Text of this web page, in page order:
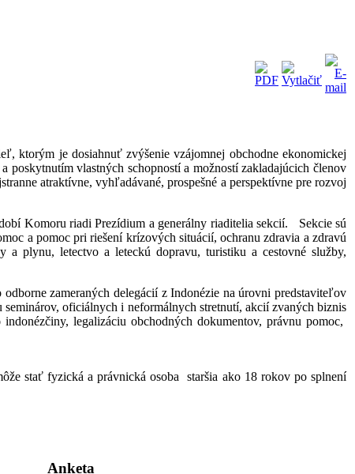
ktorým je dosiahnuť zvýšenie vzájomnej obchodne ekonomickej
vlastných schopností a možností zakladajúcich členov
atraktívne, vyhľadávané, prospešné a perspektívne pre rozvoj
Komoru riadi Prezídium a generálny riaditelia sekcií. Sekcie sú
a pomoc pri riešení krízových situácií, ochranu zdravia a zdravú
plynu, letectvo a leteckú dopravu, turistiku a cestovné služby,
zameraných delegácií z Indonézie na úrovni predstaviteľov
oficiálnych i neformálnych stretnutí, akcií zvaných biznis
legalizáciu obchodných dokumentov, právnu pomoc,
stať fyzická a právnická osoba staršia ako 18 rokov po splnení
Anketa